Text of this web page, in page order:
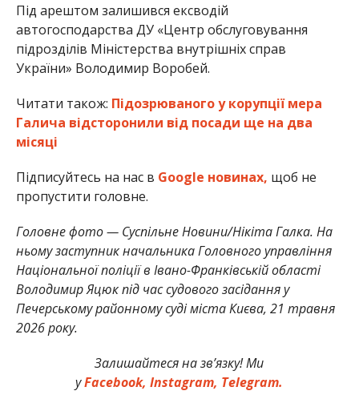
Під арештом залишився ексводій
автогосподарства ДУ «Центр обслуговування
підрозділів Міністерства внутрішніх справ
України» Володимир Воробей.
Читати також: Підозрюваного у корупції мера
Галича відсторонили від посади ще на два
місяці
Підписуйтесь на нас в Google новинах, щоб не
пропустити головне.
Головне фото — Суспільне Новини/Нікіта Галка. На
ньому заступник начальника Головного управління
Національної поліції в Івано-Франківській області
Володимир Яцюк під час судового засідання у
Печерському районному суді міста Києва, 21 травня
2026 року.
Залишайтеся на зв’язку! Ми
уFacebook, Instagram, Telegram.